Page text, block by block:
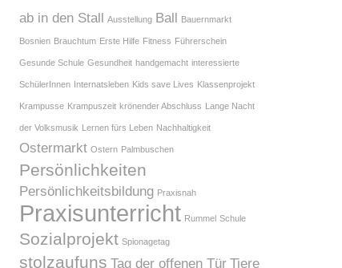
ab in den Stall Ausstellung Ball Bauernmarkt
Bosnien Brauchtum Erste Hilfe Fitness Führerschein
Gesunde Schule Gesundheit handgemacht interessierte
SchülerInnen Internatsleben Kids save Lives Klassenprojekt
Krampusse Krampuszeit krönender Abschluss Lange Nacht
der Volksmusik Lernen fürs Leben Nachhaltigkeit
Ostermarkt Ostern Palmbuschen
Persönlichkeiten
Persönlichkeitsbildung Praxisnah
Praxisunterricht Rummel Schule
Sozialprojekt Spionagetag
stolzaufuns Tag der offenen Tür Tiere